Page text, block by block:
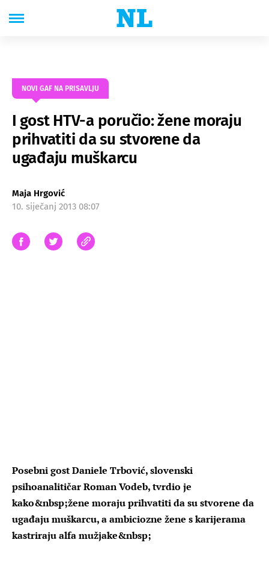
NOVI GAF NA PRISAVLJU
I gost HTV-a poručio: žene moraju
prihvatiti da su stvorene da
ugađaju muškarcu
Maja Hrgović
10. siječanj 2013 08:07
Posebni gost Daniele Trbović, slovenski
psihoanalitičar Roman Vodeb, tvrdio je
kako&nbsp;žene moraju prihvatiti da su stvorene da
ugađaju muškarcu, a ambiciozne žene s karijerama
kastriraju alfa mužjake&nbsp;